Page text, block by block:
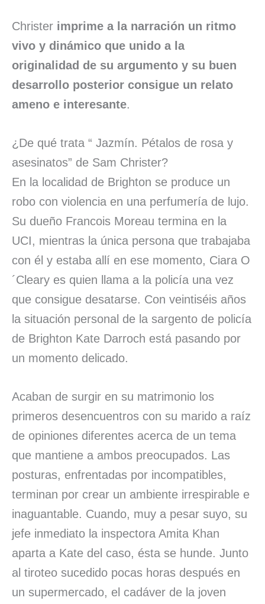
Christer imprime a la narración un ritmo
vivo y dinámico que unido a la
originalidad de su argumento y su buen
desarrollo posterior consigue un relato
ameno e interesante.
¿De qué trata “ Jazmín. Pétalos de rosa y
asesinatos” de Sam Christer?
En la localidad de Brighton se produce un
robo con violencia en una perfumería de lujo.
Su dueño Francois Moreau termina en la
UCI, mientras la única persona que trabajaba
con él y estaba allí en ese momento, Ciara O
´Cleary es quien llama a la policía una vez
que consigue desatarse. Con veintiséis años
la situación personal de la sargento de policía
de Brighton Kate Darroch está pasando por
un momento delicado.
Acaban de surgir en su matrimonio los
primeros desencuentros con su marido a raíz
de opiniones diferentes acerca de un tema
que mantiene a ambos preocupados. Las
posturas, enfrentadas por incompatibles,
terminan por crear un ambiente irrespirable e
inaguantable. Cuando, muy a pesar suyo, su
jefe inmediato la inspectora Amita Khan
aparta a Kate del caso, ésta se hunde. Junto
al tiroteo sucedido pocas horas después en
un supermercado, el cadáver de la joven